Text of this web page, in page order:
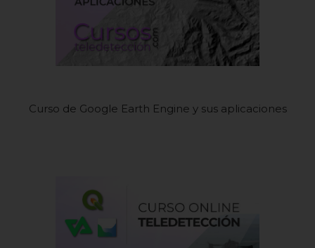
Curso de Google Earth Engine y sus aplicaciones